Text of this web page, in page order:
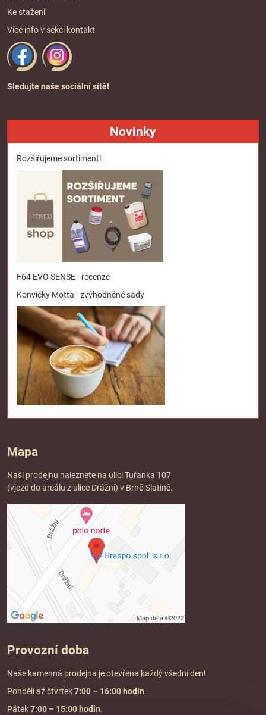
Ke stažení
Více info v sekci kontakt
Sledujte naše sociální sítě!
Novinky
Rozšiřujeme sortiment!
F64 EVO SENSE - recenze
Konvičky Motta - zvýhodněné sady
Mapa
Naši prodejnu naleznete na ulici Tuřanka 107
(vjezd do areálu z ulice Drážní) v Brně-Slatině.
Provozní doba
Naše kamenná prodejna je otevřena každý všední den!
Pondělí až čtvrtek7:00 – 16:00 hodin.
Pátek7:00 – 15:00 hodin.